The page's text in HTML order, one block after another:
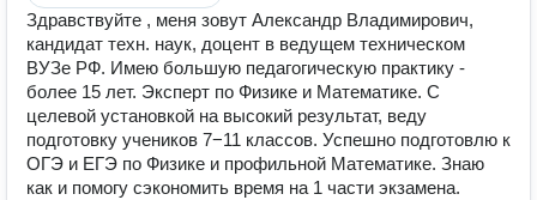
Здравствуйте , меня зовут Александр Владимирович,
кандидат техн. наук, доцент в ведущем техническом
ВУЗе РФ. Имею большую педагогическую практику -
более 15 лет. Эксперт по Физике и Математике. С
целевой установкой на высокий результат, веду
подготовку учеников 7−11 классов. Успешно подготовлю к
ОГЭ и ЕГЭ по Физике и профильной Математике. Знаю
как и помогу сэкономить время на 1 части экзамена.